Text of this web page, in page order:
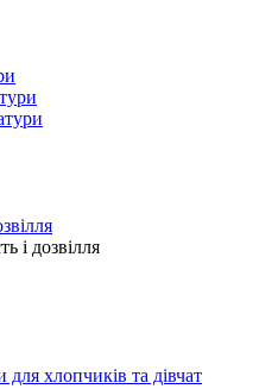
і дозвілля
для хлопчиків та дівчат